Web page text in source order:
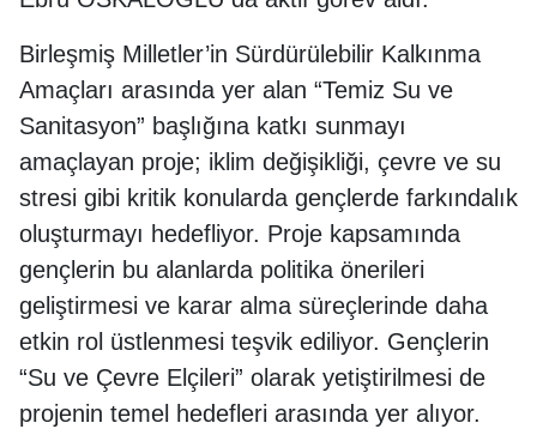
Birleşmiş Milletler’in Sürdürülebilir Kalkınma
Amaçları arasında yer alan “Temiz Su ve
Sanitasyon” başlığına katkı sunmayı
amaçlayan proje; iklim değişikliği, çevre ve su
stresi gibi kritik konularda gençlerde farkındalık
oluşturmayı hedefliyor. Proje kapsamında
gençlerin bu alanlarda politika önerileri
geliştirmesi ve karar alma süreçlerinde daha
etkin rol üstlenmesi teşvik ediliyor. Gençlerin
“Su ve Çevre Elçileri” olarak yetiştirilmesi de
projenin temel hedefleri arasında yer alıyor.